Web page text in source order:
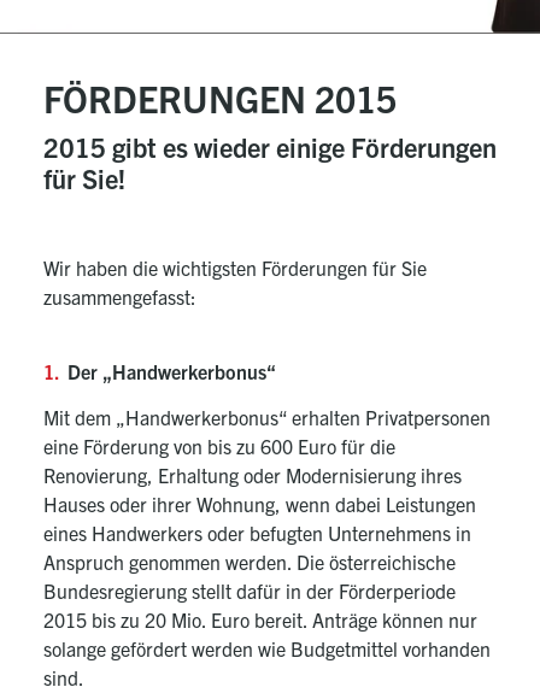
FÖRDERUNGEN 2015
2015 gibt es wieder einige Förderungen
für Sie!
Wir haben die wichtigsten Förderungen für Sie
zusammengefasst:
Der „Handwerkerbonus“
Mit dem „Handwerkerbonus“ erhalten Privatpersonen
eine Förderung von bis zu 600 Euro für die
Renovierung, Erhaltung oder Modernisierung ihres
Hauses oder ihrer Wohnung, wenn dabei Leistungen
eines Handwerkers oder befugten Unternehmens in
Anspruch genommen werden. Die österreichische
Bundesregierung stellt dafür in der Förderperiode
2015 bis zu 20 Mio. Euro bereit. Anträge können nur
solange gefördert werden wie Budgetmittel vorhanden
sind.